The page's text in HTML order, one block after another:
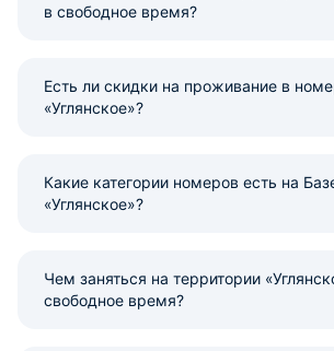
в свободное время?
Есть ли скидки на проживание в
«Углянское»?
Какие категории номеров есть на
«Углянское»?
Чем заняться на территории
свободное время?